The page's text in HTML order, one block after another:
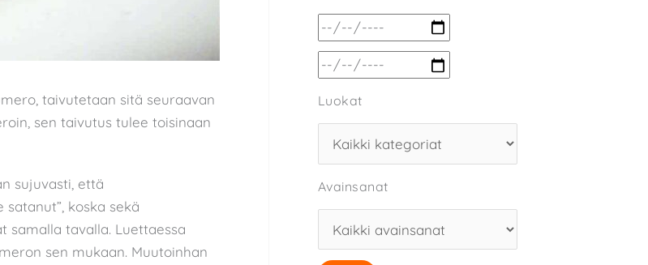
taivutetaan sitä seuraavan
sen taivutus tulee toisinaan
sujuvasti, että
koska sekä
samalla tavalla. Luettaessa
sen mukaan. Muutoinhan
Luokat
Avainsanat